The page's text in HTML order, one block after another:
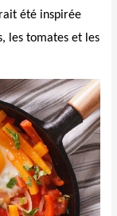
été inspirée
les tomates et les